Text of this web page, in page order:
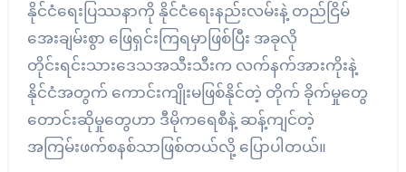
နိုင်ငံရေးပြဿနာကို နိုင်ငံရေးနည်းလမ်းနဲ့ တည်ငြိမ်
အေးချမ်းစွာ ဖြေရှင်းကြရမှာဖြစ်ပြီး အခုလို
တိုင်းရင်းသားဒေသအသီးသီးက လက်နက်အားကိုးနဲ့
နိုင်ငံအတွက် ကောင်းကျိုးမဖြစ်နိုင်တဲ့ တိုက် ခိုက်မှုတွေ
တောင်းဆိုမှုတွေဟာ ဒီမိုကရေစီနဲ့ ဆန့်ကျင်တဲ့
အကြမ်းဖက်စနစ်သာဖြစ်တယ်လို့ ပြောပါတယ်။